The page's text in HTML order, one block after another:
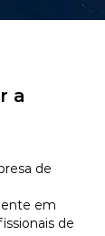
a
de
em
de